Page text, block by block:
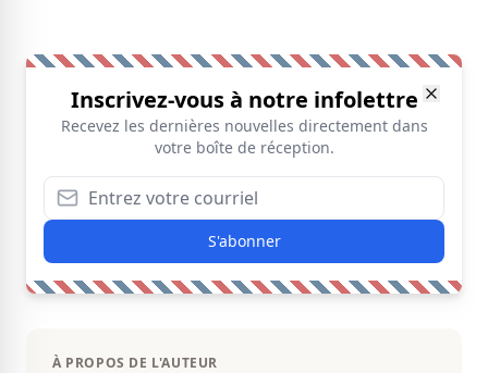
Inscrivez-vous à notre infolettre
Recevez les dernières nouvelles directement dans
votre boîte de réception.
S'abonner
À PROPOS DE L'AUTEUR